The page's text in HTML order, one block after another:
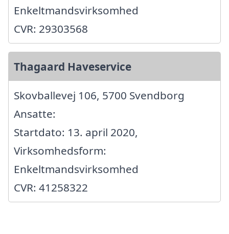
Enkeltmandsvirksomhed
CVR: 29303568
Thagaard Haveservice
Skovballevej 106, 5700 Svendborg
Ansatte:
Startdato: 13. april 2020,
Virksomhedsform:
Enkeltmandsvirksomhed
CVR: 41258322